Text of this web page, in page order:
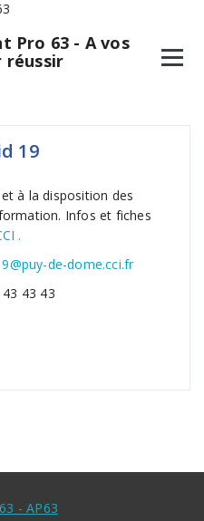
19
à la disposition des
Infos et fiches
.
de-dome.cci.fr
43 43
- AP63